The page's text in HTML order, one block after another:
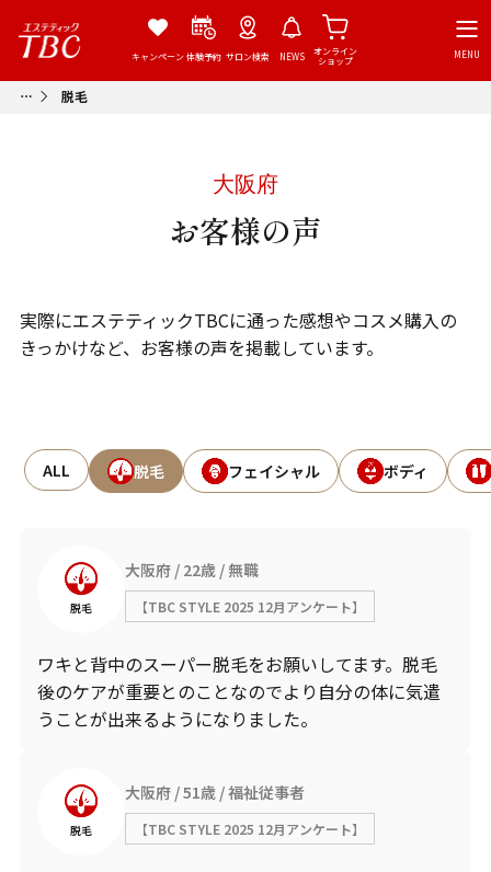
キャンペーン体験予約 サロン検索 NEWS
オンライン
ショップ
MENU
脱毛
大阪府
お客様の声
実際にエステティックTBCに通った感想やコスメ購入の
きっかけなど、お客様の声を掲載しています。
ALL 脱毛 フェイシャル ボディ
脱毛
大阪府 22歳 無職
【TBC STYLE 2025 12月アンケート】
ワキと背中のスーパー脱毛をお願いしてます。脱毛
後のケアが重要とのことなのでより自分の体に気遣
うことが出来るようになりました。
脱毛
大阪府 51歳 福祉従事者
【TBC STYLE 2025 12月アンケート】